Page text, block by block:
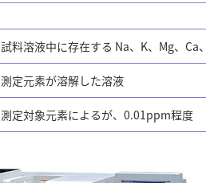
試料溶液中に存在する Na、K、Mg、
測定元素が溶解した溶液
測定対象元素によるが、0.01ppm程度